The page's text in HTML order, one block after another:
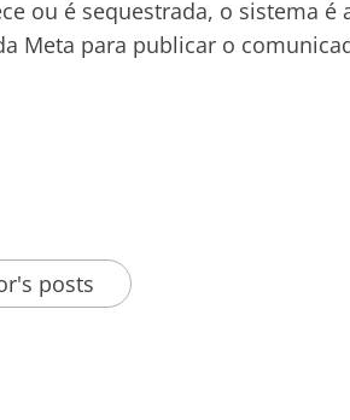
ou é sequestrada, o sistema
Meta para publicar o
posts